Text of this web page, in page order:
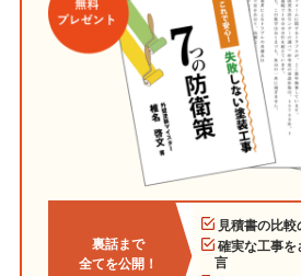
裏話まで
全てを公開！
見積書の比較
確実な工事を
言